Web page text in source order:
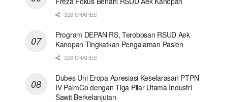
328 SHARES
Program DEPAN RS, Terobosan RSUD Aek
Kanopan Tingkatkan Pengalaman Pasien
328 SHARES
Dubes Uni Eropa Apresiasi Keselarasan PTPN
IV PalmCo dengan Tiga Pilar Utama Industri
Sawit Berkelanjutan